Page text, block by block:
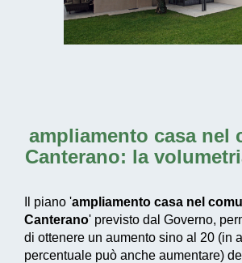
ampliamento casa nel
Canterano: la
Il piano 'ampliamento casa nel
Canterano' previsto dal Governo,
di ottenere un aumento sino al 20 (in
percentuale può anche aumentare)